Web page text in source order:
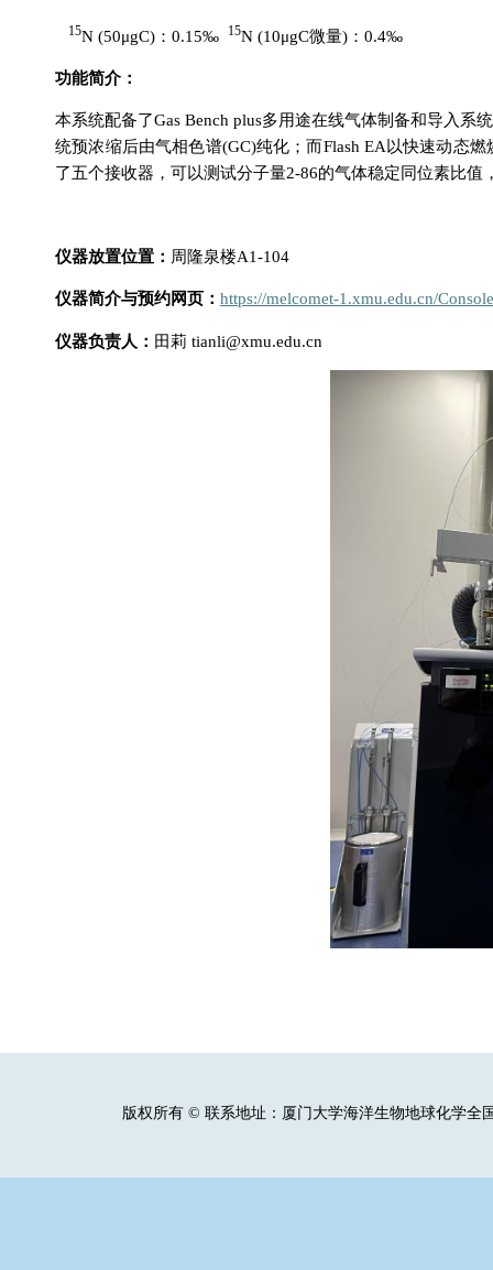
15N (50μgC)：0.15‰ 15N (10μgC微量)：0.4‰
功能简介：
本系统配备了Gas Bench plus多用途在线气体制备和导入系
统预浓缩后由气相色谱(GC)纯化；而Flash EA以快速动态
了五个接收器，可以测试分子量2-86的气体稳定同位素比值
仪器放置位置： 周隆泉楼A1-104
仪器简介与预约网页： https://melcomet-1.xmu.edu.cn/
仪器负责人： 田莉 tianli@xmu.edu.cn